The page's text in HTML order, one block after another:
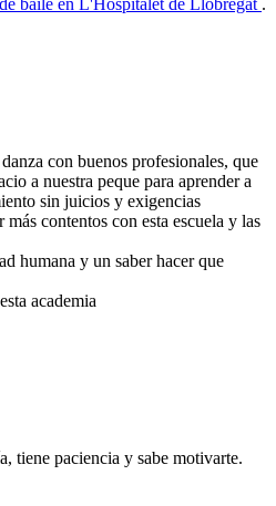
con buenos profesionales, que
a nuestra peque para aprender a
sin juicios y exigencias
contentos con esta escuela y las
humana y un saber hacer que
academia
tiene paciencia y sabe motivarte.